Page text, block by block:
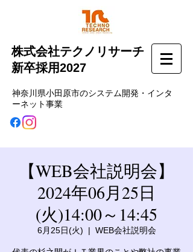
株式会社テクノリサーチ
新卒採用2027
神奈川県小田原市のシステム開発・インタ
ーネット事業
【WEB会社説明会】
2024年06月25日
(火)14:00～14:45
6月25日(火)
  |
WEB会社説明会